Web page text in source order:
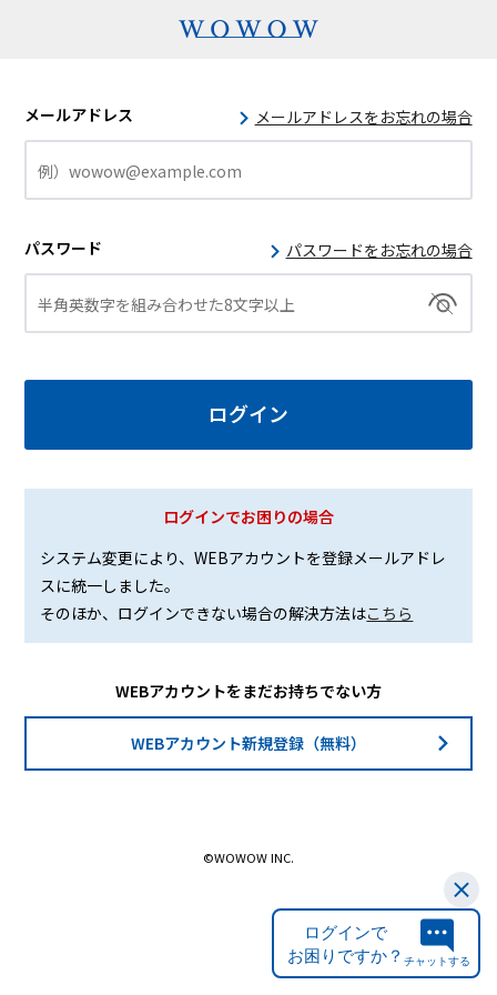
メールアドレス メールアドレスをお忘れの場合
パスワード パスワードをお忘れの場合
ログインでお困りの場合
システム変更により、WEBアカウントを登録メールアドレ
スに統一しました。
そのほか、ログインできない場合の解決方法はこちら
WEBアカウントをまだお持ちでない方
WEBアカウント新規登録（無料）
©WOWOW INC.
ログインで
お困りですか？ チャットする